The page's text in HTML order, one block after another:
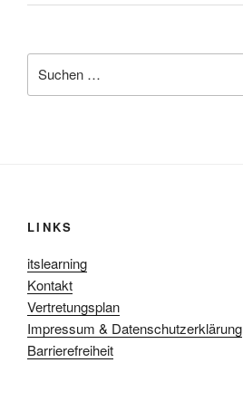
nach:
LINKS
itslearning
Kontakt
Vertretungsplan
Impressum & Datenschutzerklärung
Barrierefreiheit